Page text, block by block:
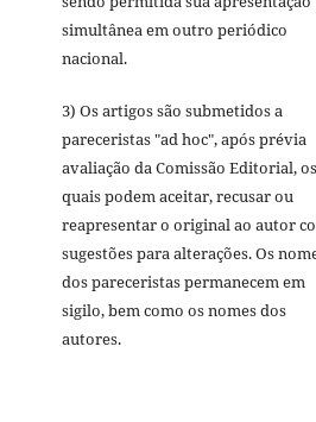
simultânea em outro periódico
nacional.
3) Os artigos são submetidos a
pareceristas "ad hoc", após prévia
avaliação da Comissão Editorial, os
quais podem aceitar, recusar ou
reapresentar o original ao autor
sugestões para alterações. Os
dos pareceristas permanecem em
sigilo, bem como os nomes dos
autores.